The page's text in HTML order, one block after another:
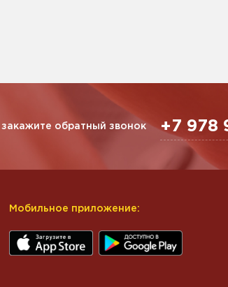
обратный звонок +7 978
Мобильное приложение: